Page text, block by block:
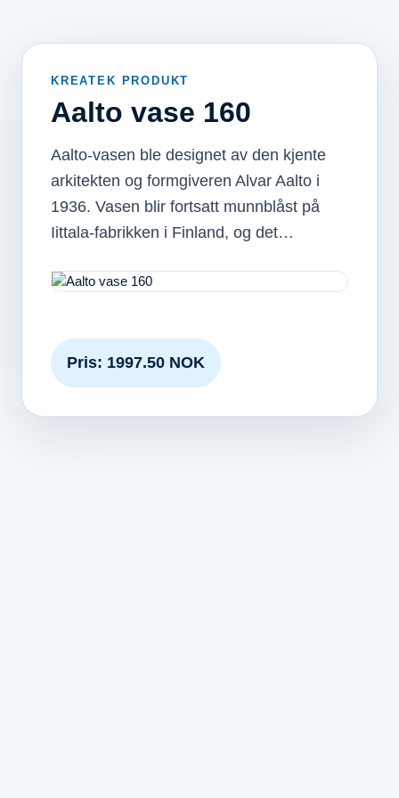
KREATEK PRODUKT
Aalto vase 160
Aalto-vasen ble designet av den kjente
arkitekten og formgiveren Alvar Aalto i
1936. Vasen blir fortsatt munnblåst på
Iittala-fabrikken i Finland, og det…
Pris: 1997.50 NOK